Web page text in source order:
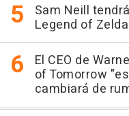
Sam Neill
Legend of Zelda
El CEO de
of Tomorrow
cambiará de